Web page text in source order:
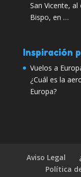
San Vicente,
Bispo, en …
Inspiración
Vuelos a
¿Cuál es la
Europa?
Aviso Legal
Política